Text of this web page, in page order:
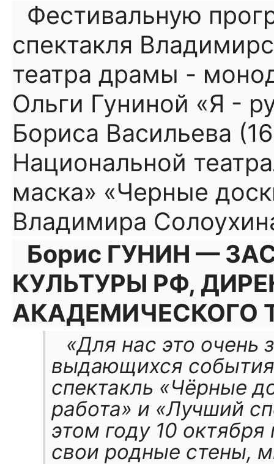
Фестивальную
спектакля
театра драмы -
Ольги Гуниной «Я -
Бориса Васильева
Национальной
маска» «Черные
Владимира
Борис ГУНИН —
КУЛЬТУРЫ РФ,
АКАДЕМИЧЕСКОГО
«Для нас это очень
выдающихся
спектакль «Чёрные
работа» и «Лучший
этом году 10
свои родные стены,